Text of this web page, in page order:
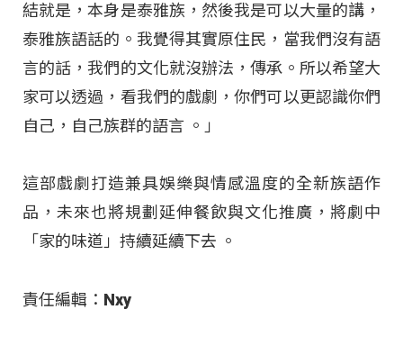
結就是，本身是泰雅族，然後我是可以大量的講，
泰雅族語話的。我覺得其實原住民，當我們沒有語
言的話，我們的文化就沒辦法，傳承。所以希望大
家可以透過，看我們的戲劇，你們可以更認識你們
自己，自己族群的語言 。」
這部戲劇打造兼具娛樂與情感溫度的全新族語作
品，未來也將規劃延伸餐飲與文化推廣，將劇中
「家的味道」持續延續下去 。
責任編輯：Nxy